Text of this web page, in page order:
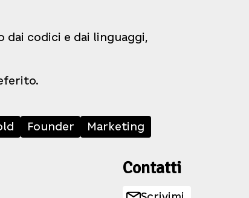
codici e dai linguaggi,
Founder
Marketing
Contatti